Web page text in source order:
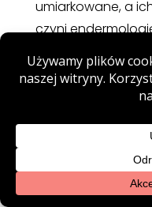
umiarkowane, a
czyni
Opinie pacjentów
satysfakcję z
co dodatkowo
metody
Wnioski są jasne:
efektywna,